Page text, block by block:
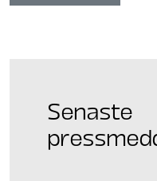
Senaste